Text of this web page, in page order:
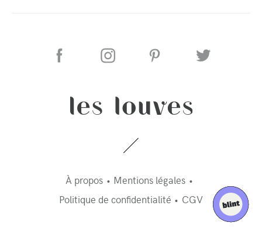
À propos
Mentions légales
Politique de confidentialité
CGV